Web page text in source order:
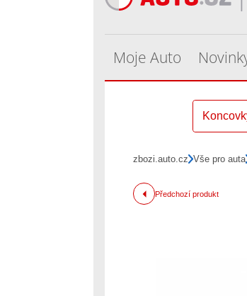
Moje Auto
zbozi.auto.cz Vše pro auta
Předchozí produkt